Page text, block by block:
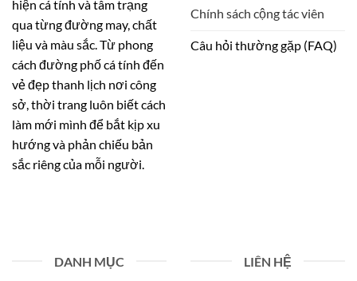
hiện cá tính và tâm trạng
qua từng đường may, chất
liệu và màu sắc. Từ phong
cách đường phố cá tính đến
vẻ đẹp thanh lịch nơi công
sở, thời trang luôn biết cách
làm mới mình để bắt kịp xu
hướng và phản chiếu bản
sắc riêng của mỗi người.
Chính sách cộng tác viên
Câu hỏi thường gặp (FAQ)
DANH MỤC LIÊN HỆ